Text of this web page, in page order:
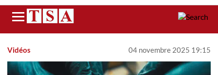
Menu
Vidéos 04 novembre 2025 19:15